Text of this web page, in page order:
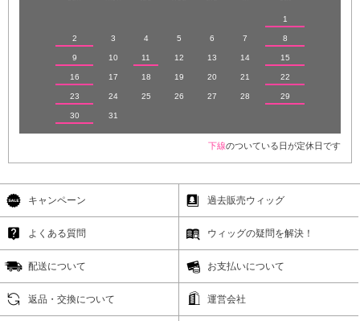
1
2 3 4 5 6 7 8
9 10 11 12 13 14 15
16 17 18 19 20 21 22
23 24 25 26 27 28 29
30 31
下線のついている日が定休日です
キャンペーン 過去販売ウィッグ
よくある質問 ウィッグの疑問を解決！
配送について お支払いについて
返品・交換について 運営会社